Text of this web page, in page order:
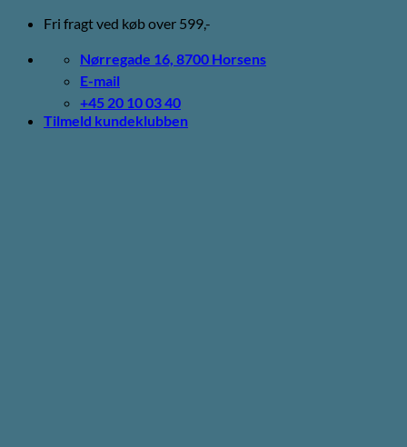
Fortsæt
indhold
Fri fragt ved køb over 599,-
Nørregade 16, 8700 Horsens
E-mail
+45 20 10 03 40
Tilmeld kundeklubben